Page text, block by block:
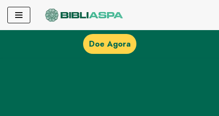
Pular
Doe Agora